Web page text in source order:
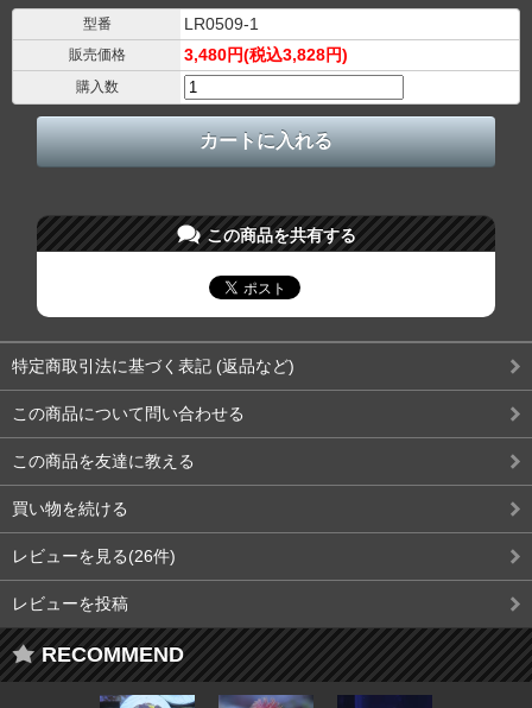
型番 LR0509-1
販売価格 3,480円(税込3,828円)
購入数
この商品を共有する
特定商取引法に基づく表記 (返品など)
この商品について問い合わせる
この商品を友達に教える
買い物を続ける
レビューを見る(26件)
レビューを投稿
RECOMMEND